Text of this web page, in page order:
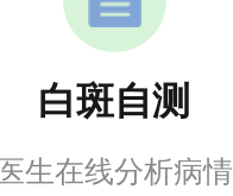
白斑自测
医生在线分析病情